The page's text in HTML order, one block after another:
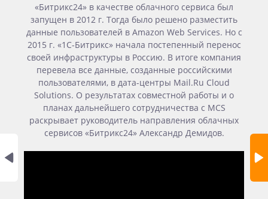
«Битрикс24» в качестве облачного сервиса был
запущен в 2012 г. Тогда было решено разместить
данные пользователей в Amazon Web Services. Но с
2015 г. «1С-Битрикс» начала постепенный перенос
своей инфраструктуры в Россию. В итоге компания
перевела все данные, созданные российскими
пользователями, в дата-центры Mail.Ru Cloud
Solutions. О результатах совместной работы и о
планах дальнейшего сотрудничества с MCS
раскрывает руководитель направления облачных
сервисов «Битрикс24» Александр Демидов.